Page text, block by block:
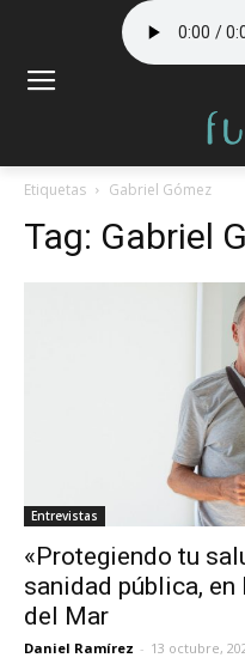
Etiquetas Gabriel Gómez
Tag: Gabriel
Entrevistas
«Protegiendo tu
sanidad pública,
del Mar
Daniel Ramírez - 13 octubre,